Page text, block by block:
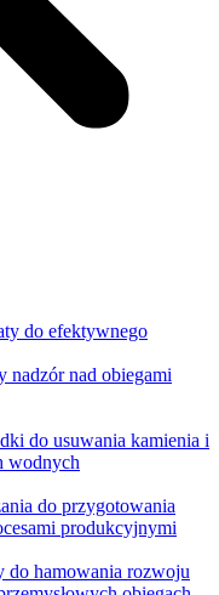
do efektywnego
nad obiegami
do usuwania kamienia i
wodnych
do przygotowania
produkcyjnymi
do hamowania rozwoju